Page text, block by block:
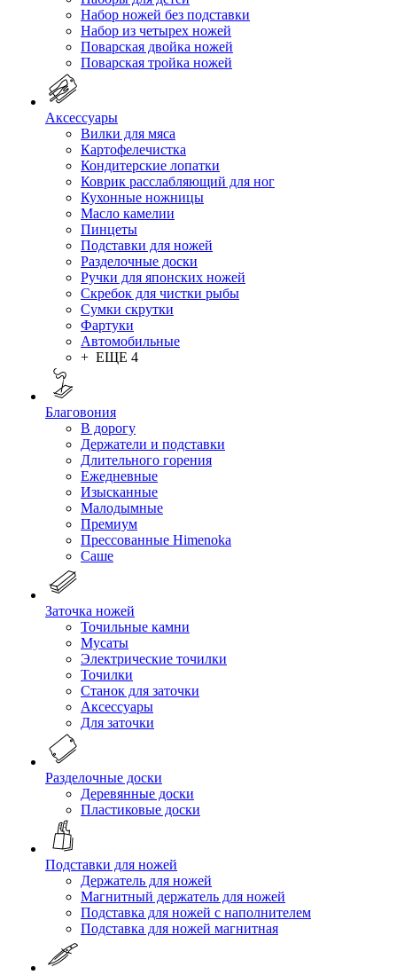
Набор ножей без подставки
Набор из четырех ножей
Поварская двойка ножей
Поварская тройка ножей
Аксессуары
Вилки для мяса
Картофелечистка
Кондитерские лопатки
Коврик расслабляющий для ног
Кухонные ножницы
Масло камелии
Пинцеты
Подставки для ножей
Разделочные доски
Ручки для японских ножей
Скребок для чистки рыбы
Сумки скрутки
Фартуки
Автомобильные
+ ЕЩЕ 4
Благовония
В дорогу
Держатели и подставки
Длительного горения
Ежедневные
Изысканные
Малодымные
Премиум
Прессованные Himenoka
Саше
Заточка ножей
Точильные камни
Мусаты
Электрические точилки
Точилки
Станок для заточки
Аксессуары
Для заточки
Разделочные доски
Деревянные доски
Пластиковые доски
Подставки для ножей
Держатель для ножей
Магнитный держатель для ножей
Подставка для ножей с наполнителем
Подставка для ножей магнитная